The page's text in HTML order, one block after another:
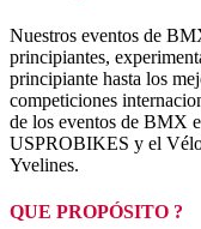
Nuestros eventos de
principiantes,
principiante hasta los
competiciones
de los eventos de BMX
USPROBIKES y el
Yvelines.
QUE PROPÓSITO ?